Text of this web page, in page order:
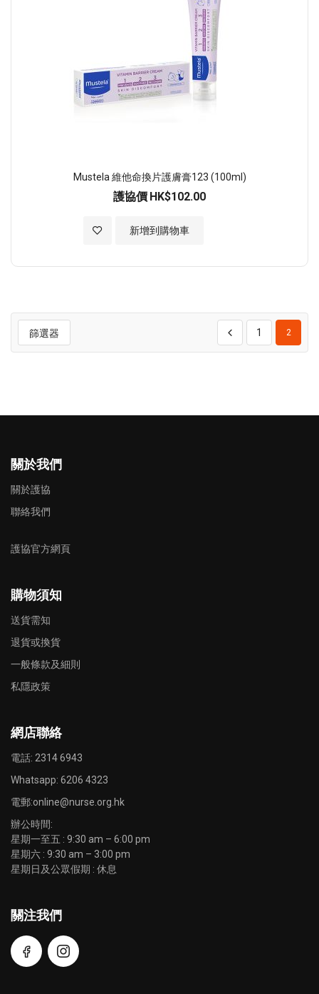
Mustela 維他命換片護膚膏123 (100ml)
護協價 HK$102.00
新增到購物車
加入至願望清單
篩選器 1 2
關於我們
關於護協
聯絡我們
護協官方網頁
購物須知
送貨需知
退貨或換貨
一般條款及細則
私隱政策
網店聯絡
電話: 2314 6943
Whatsapp: 6206 4323
電郵:online@nurse.org.hk
辦公時間:
星期一至五 : 9:30 am – 6:00 pm
星期六 : 9:30 am – 3:00 pm
星期日及公眾假期 : 休息
關注我們